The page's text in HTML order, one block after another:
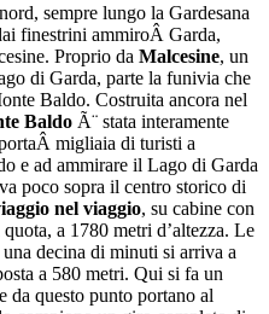
sempre lungo la Gardesana
finestrini ammiroÂ Garda,
Proprio da Malcesine, un
di Garda, parte la funivia che
Baldo. Costruita ancora nel
Baldo Ã¨ stata interamente
migliaia di turisti a
e ad ammirare il Lago di Garda
poco sopra il centro storico di
nel viaggio, su cabine con
a 1780 metri d’altezza. Le
decina di minuti si arriva a
a 580 metri. Qui si fa un
da questo punto portano al